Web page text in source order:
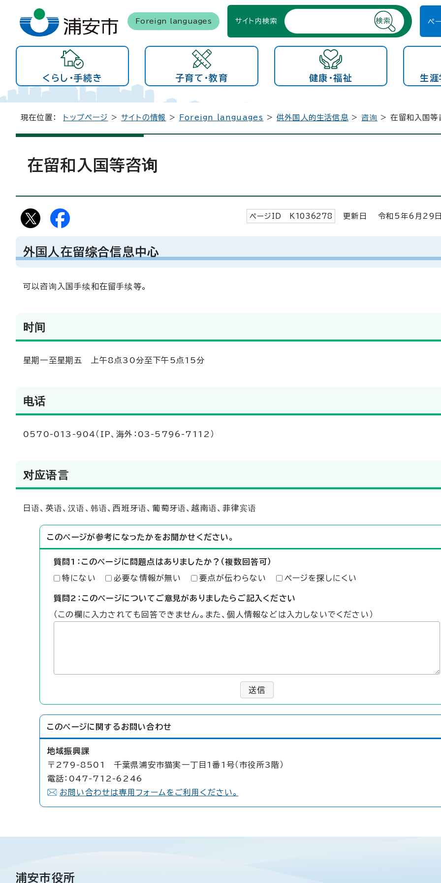
Foreign languages サイト内検索 ペ
くらし・手続き 子育て・教育 健康・福祉 生涯
現在位置： トップページ >サイトの情報 > Foreign languages >供外国人的生活信息 >咨询 > 在留和入国等
在留和入国等咨询
ページID K 1036278 更新日 令和5年6月 29
外国人在留综合信息中心
可以咨询入国手续和在留手续等。
时间
星期一至星期五 上午8点30分至下午5点15分
电话
0570-013-904（IP、海外：03-5796-7112）
对应语言
日语、英语、汉语、韩语、西班牙语、葡萄牙语、越南语、菲律宾语
このページが参考になったかをお聞かせください。
質問1：このページに問題点はありましたか？（複数回答可）
特にない 必要な情報が無い 要点が伝わらない ページを探しにくい
質問2：このページについてご意見がありましたらご記入ください
（この欄に入力されても回答できません。また、個人情報などは入力しないでください）
送信
このページに関する お問い合わせ
地域振興課
〒279-8501 千葉県浦安市猫実一丁目1番1号（市役所3階）
電話：047-712-6246
お問い合わせは専用フォームをご利用ください。
浦安市役所